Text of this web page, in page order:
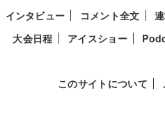
インタビュー コメント全文
大会日程
アイスショー
このサイトについて